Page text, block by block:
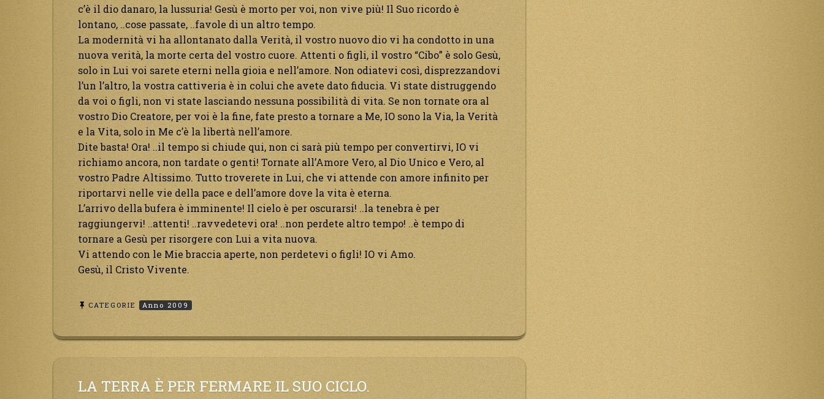
c’è il dio danaro, la lussuria! Gesù è morto per voi, non vive più! Il Suo ricordo è
lontano, ..cose passate, ..favole di un altro tempo.
La modernità vi ha allontanato dalla Verità, il vostro nuovo dio vi ha condotto in una
nuova verità, la morte certa del vostro cuore. Attenti o figli, il vostro “Cibo” è solo Gesù,
solo in Lui voi sarete eterni nella gioia e nell’amore. Non odiatevi così, disprezzandovi
l’un l’altro, la vostra cattiveria è in colui che avete dato fiducia. Vi state distruggendo
da voi o figli, non vi state lasciando nessuna possibilità di vita. Se non tornate ora al
vostro Dio Creatore, per voi è la fine, fate presto a tornare a Me, IO sono la Via, la Verità
e la Vita, solo in Me c’è la libertà nell’amore.
Dite basta! Ora! ..il tempo si chiude qui, non ci sarà più tempo per convertirvi, IO vi
richiamo ancora, non tardate o genti! Tornate all’Amore Vero, al Dio Unico e Vero, al
vostro Padre Altissimo. Tutto troverete in Lui, che vi attende con amore infinito per
riportarvi nelle vie della pace e dell’amore dove la vita è eterna.
L’arrivo della bufera è imminente! Il cielo è per oscurarsi! ..la tenebra è per
raggiungervi! ..attenti! ..ravvedetevi ora! ..non perdete altro tempo! ..è tempo di
tornare a Gesù per risorgere con Lui a vita nuova.
Vi attendo con le Mie braccia aperte, non perdetevi o figli! IO vi Amo.
Gesù, il Cristo Vivente.
CATEGORIE Anno 2009
LA TERRA È PER FERMARE IL SUO CICLO.